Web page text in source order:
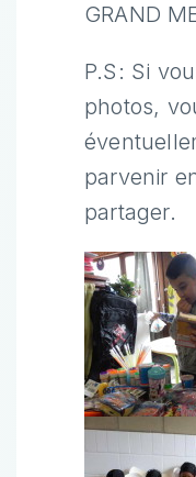
GRAND
P.S: Si
photos,
parvenir
partager.